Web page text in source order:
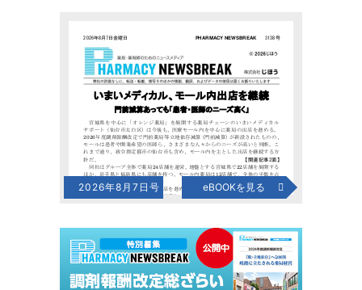
2026年8月7日号 eBOOKを見る